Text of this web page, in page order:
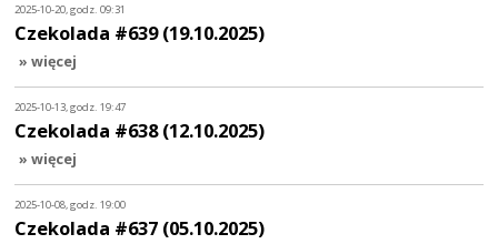
2025-10-20, godz. 09:31
Czekolada #639 (19.10.2025)
» więcej
2025-10-13, godz. 19:47
Czekolada #638 (12.10.2025)
» więcej
2025-10-08, godz. 19:00
Czekolada #637 (05.10.2025)